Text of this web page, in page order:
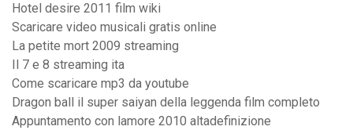
Hotel desire 2011 film wiki
Scaricare video musicali gratis online
La petite mort 2009 streaming
Il 7 e 8 streaming ita
Come scaricare mp3 da youtube
Dragon ball il super saiyan della leggenda film completo
Appuntamento con lamore 2010 altadefinizione